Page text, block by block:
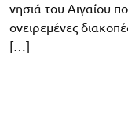
νησιά του Αιγαίου
ονειρεμένες
[…]